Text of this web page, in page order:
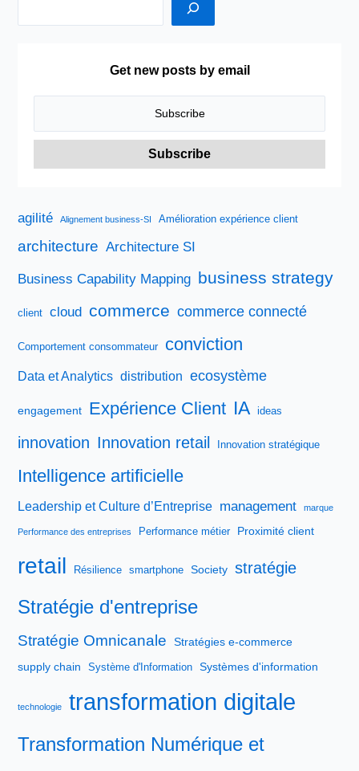
Get new posts by email
agilité Alignement business-SI Amélioration expérience client
architecture Architecture SI
Business Capability Mapping business strategy
client cloud commerce commerce connecté
Comportement consommateur conviction
Data et Analytics distribution ecosystème
engagement Expérience Client IA ideas
innovation Innovation retail Innovation stratégique
Intelligence artificielle
Leadership et Culture d’Entreprise management marque
Performance des entreprises Performance métier Proximité client
retail Résilience smartphone Society stratégie
Stratégie d'entreprise
Stratégie Omnicanale
Stratégies e-commerce
supply chain
Système d'Information Systèmes d'information
technologie transformation digitale
Transformation Numérique et